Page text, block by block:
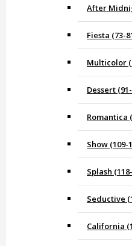
After
Fiesta (73-
Multicolor
Dessert
Romantica
Show (109-
Splash
Seductive
California